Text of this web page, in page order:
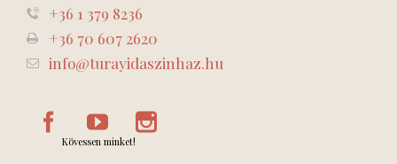
+36 1 379 8236
+36 70 607 2620
info@turayidaszinhaz.hu
Kövessen minket!